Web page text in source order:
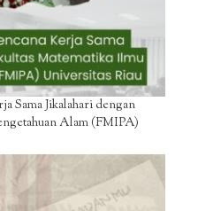
Sama Jikalahari dengan
Alam (FMIPA)